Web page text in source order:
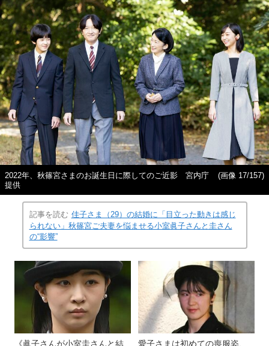
2022年、秋篠宮さまのお誕生日に際してのご近影 宮内庁
提供
(画像 17/157)
記事を読む 佳子さま（29）の結婚に「目立った動きは感じ
られない」秋篠宮ご夫妻を悩ませる小室眞子さんと圭さん
の“影響”
《眞子さんが小室圭さんと結
愛子さまは初めての喪服姿、